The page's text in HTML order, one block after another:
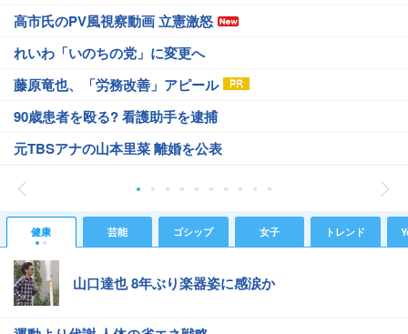
高市氏のPV風視察動画 立憲激怒
れいわ「いのちの党」に変更へ
藤原竜也、「労務改善」アピール
90歳患者を殴る? 看護助手を逮捕
元TBSアナの山本里菜 離婚を公表
健康 芸能 ゴシップ 女子 トレンド
山口達也 8年ぶり楽器姿に感涙か